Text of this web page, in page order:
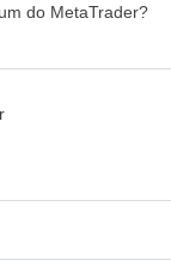
do MetaTrader?